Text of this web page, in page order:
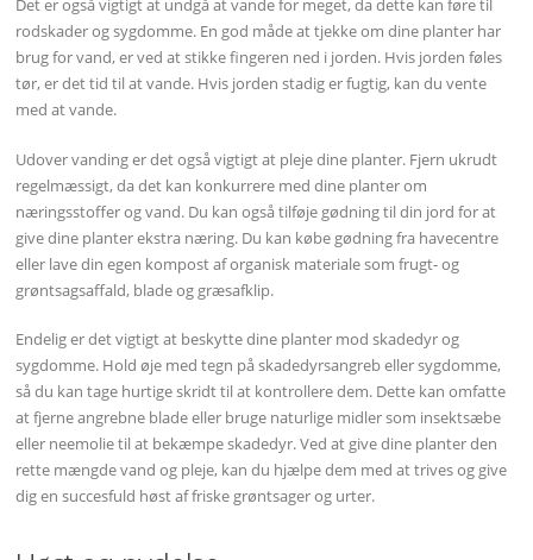
Det er også vigtigt at undgå at vande for meget, da dette kan føre til
rodskader og sygdomme. En god måde at tjekke om dine planter har
brug for vand, er ved at stikke fingeren ned i jorden. Hvis jorden føles
tør, er det tid til at vande. Hvis jorden stadig er fugtig, kan du vente
med at vande.
Udover vanding er det også vigtigt at pleje dine planter. Fjern ukrudt
regelmæssigt, da det kan konkurrere med dine planter om
næringsstoffer og vand. Du kan også tilføje gødning til din jord for at
give dine planter ekstra næring. Du kan købe gødning fra havecentre
eller lave din egen kompost af organisk materiale som frugt- og
grøntsagsaffald, blade og græsafklip.
Endelig er det vigtigt at beskytte dine planter mod skadedyr og
sygdomme. Hold øje med tegn på skadedyrsangreb eller sygdomme,
så du kan tage hurtige skridt til at kontrollere dem. Dette kan omfatte
at fjerne angrebne blade eller bruge naturlige midler som insektsæbe
eller neemolie til at bekæmpe skadedyr. Ved at give dine planter den
rette mængde vand og pleje, kan du hjælpe dem med at trives og give
dig en succesfuld høst af friske grøntsager og urter.